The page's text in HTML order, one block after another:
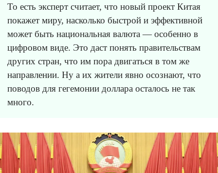
То есть эксперт считает, что новый проект Китая
покажет миру, насколько быстрой и эффективной
может быть национальная валюта — особенно в
цифровом виде. Это даст понять правительствам
других стран, что им пора двигаться в том же
направлении. Ну а их жители явно осознают, что
поводов для гегемонии доллара осталось не так
много.